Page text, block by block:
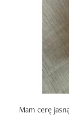
Mam cerę